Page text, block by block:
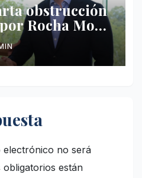
obstrucción
Rocha Moya
no será
obligatorios están